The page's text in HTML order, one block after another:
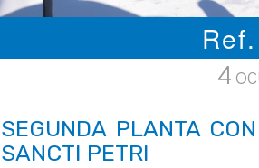
4
SEGUNDA PLANTA
SANCTI PETRI